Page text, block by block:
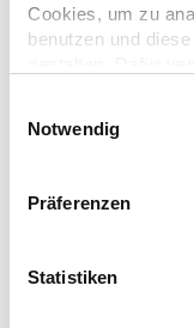
Cookies, um zu
benutzen und
Adresse und Ihr
Klick auf „Cookies
erforderlichen
notwendige
unteren Regler
einstellen. Sie
Notwendig
Präferenzen
Statistiken
Verwandte
21.08.2024